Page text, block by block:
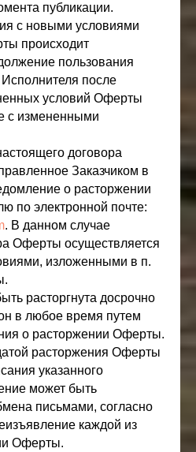
публикации.
с новыми условиями
происходит
пользования
после
условий Оферты
с измененными
договора
Заказчиком в
о расторжении
по электронной почте:
. В данном случае
Оферты осуществляется
изложенными в п.
расторгнута досрочно
в любое время путем
о расторжении Оферты.
расторжения Оферты
указанного
может быть
письмами, согласно
каждой из
Оферты.